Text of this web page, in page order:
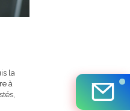
la
à